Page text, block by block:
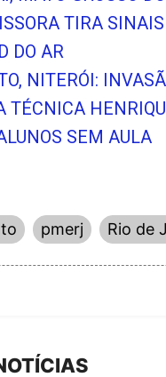
TIRA SINAIS
DO AR
NITERÓI:
TÉCNICA
SEM AULA
pmerj Rio de